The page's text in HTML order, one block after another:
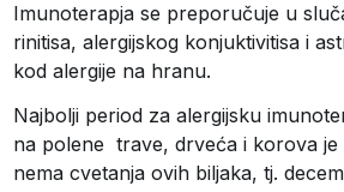
Imunoterapja se preporučuje u
rinitisa, alergijskog konjuktivitisa i
kod alergije na hranu.
Najbolji period za alergijsku
na polene trave, drveća i korova je
nema cvetanja ovih biljaka, tj.